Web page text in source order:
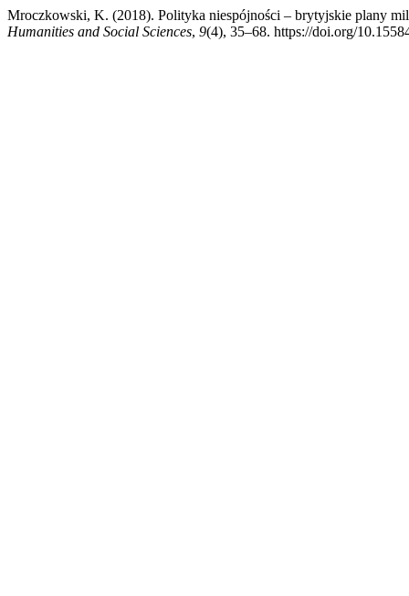
Mroczkowski, K. (2018). Polityka niespójności – brytyjskie plany
Humanities and Social Sciences, 9(4), 35–68. https://doi.org/